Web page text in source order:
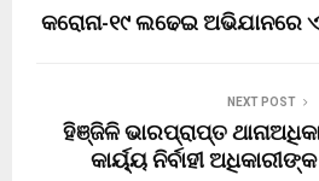
କରୋନା-୧୯ ଲଢେଇ ଅଭିଯାନରେ
NEXT POST
ହିଞ୍ଜିଳି ଭାରପ୍ରାପ୍ତ
କାର୍ୟ୍ୟ ନିର୍ବାହୀ